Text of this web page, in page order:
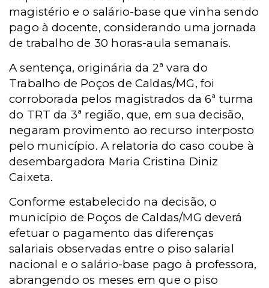
magistério e o salário-base que vinha sendo
pago à docente, considerando uma jornada
de trabalho de 30 horas-aula semanais.
A sentença, originária da 2ª vara do
Trabalho de Poços de Caldas/MG, foi
corroborada pelos magistrados da 6ª turma
do TRT da 3ª região, que, em sua decisão,
negaram provimento ao recurso interposto
pelo município. A relatoria do caso coube à
desembargadora Maria Cristina Diniz
Caixeta.
Conforme estabelecido na decisão, o
município de Poços de Caldas/MG deverá
efetuar o pagamento das diferenças
salariais observadas entre o piso salarial
nacional e o salário-base pago à professora,
abrangendo os meses em que o piso